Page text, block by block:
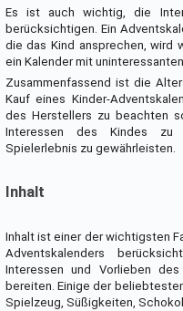
Es ist auch wichtig, die
berücksichtigen. Ein
die das Kind ansprechen, wird
ein Kalender mit
Zusammenfassend ist die
Kauf eines Kinder-
des Herstellers zu beachten
Interessen des Kindes zu
Spielerlebnis zu gewährleisten.
Inhalt
Inhalt ist einer der wichtigsten
Adventskalenders
Interessen und Vorlieben
bereiten. Einige der
Spielzeug, Süßigkeiten,